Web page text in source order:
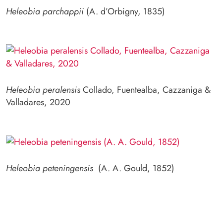
Heleobia parchappii (A. d’Orbigny, 1835)
Heleobia peralensisCollado, Fuentealba, Cazzaniga &
Valladares, 2020
Heleobia peteningensis (A. A. Gould, 1852)